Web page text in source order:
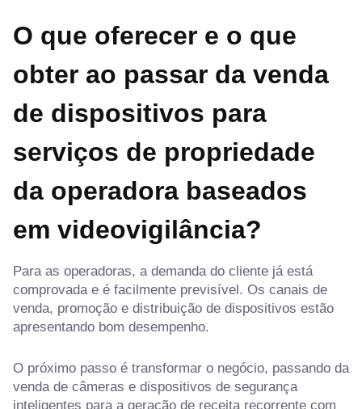
O que oferecer e o que
obter ao passar da venda
de dispositivos para
serviços de propriedade
da operadora baseados
em videovigilância?
Para as operadoras, a demanda do cliente já está
comprovada e é facilmente previsível. Os canais de
venda, promoção e distribuição de dispositivos estão
apresentando bom desempenho.
O próximo passo é transformar o negócio, passando da
venda de câmeras e dispositivos de segurança
inteligentes para a geração de receita recorrente com